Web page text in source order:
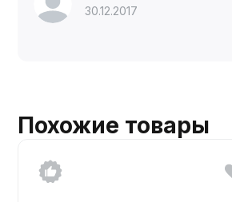
30.12.2017
Похожие товары